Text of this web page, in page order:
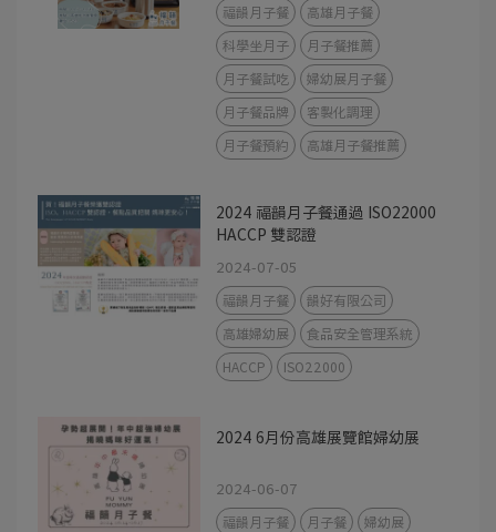
福韻月子餐
高雄月子餐
科學坐月子
月子餐推薦
月子餐試吃
婦幼展月子餐
月子餐品牌
客製化調理
月子餐預約
高雄月子餐推薦
2024 福韻月子餐通過 ISO22000
HACCP 雙認證
2024-07-05
福韻月子餐
韻好有限公司
高雄婦幼展
食品安全管理系統
HACCP
ISO22000
2024 6月份高雄展覽館婦幼展
2024-06-07
福韻月子餐 月子餐
婦幼展